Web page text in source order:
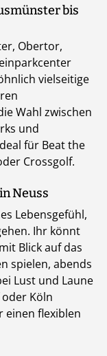
bis
Obertor,
vielseitige
Wahl zwischen
und
für Beat the
Crossgolf.
Neuss
Lebensgefühl,
Ihr könnt
Blick auf das
spielen, abends
Lust und Laune
Köln
einen flexiblen